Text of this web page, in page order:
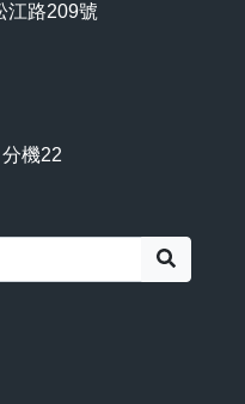
江路209號
機22